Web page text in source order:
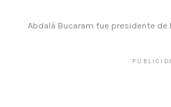
Abdalá Bucaram fue presidente de